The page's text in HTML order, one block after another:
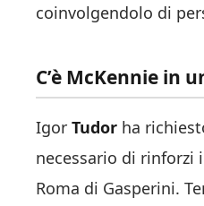
coinvolgendolo di
C’è McKennie in
Igor Tudor ha
necessario di rinforzi
Roma di Gasperini.